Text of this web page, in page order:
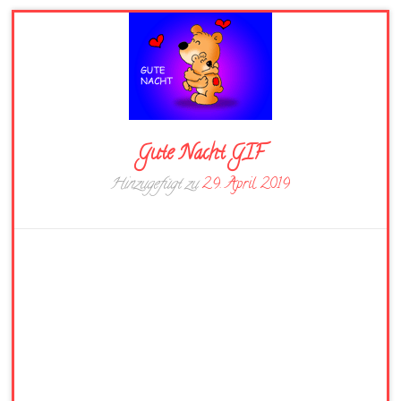
Gute Nacht GIF
Hinzugefügt zu29. April 2019